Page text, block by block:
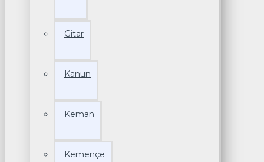
Gitar
Kanun
Keman
Kemençe